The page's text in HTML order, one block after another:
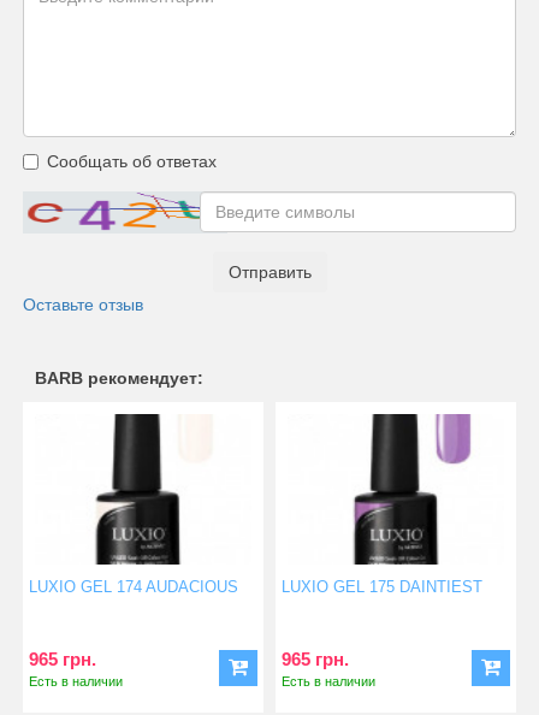
Сообщать об ответах
Отправить
Оставьте отзыв
BARB рекомендует:
LUXIO GEL 174 AUDACIOUS
965 грн.
Есть в наличии
LUXIO GEL 175 DAINTIEST
965 грн.
Есть в наличии